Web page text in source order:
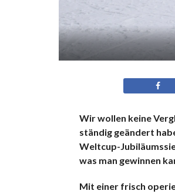
Wir wollen keine
ständig geändert
Weltcup-
was man gewinnen
Mit einer frisch